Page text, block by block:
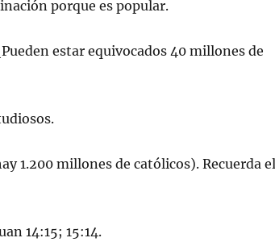
porque es popular.
estar equivocados 40 millones de
1.200 millones de católicos). Recuerda el
14:15; 15:14.